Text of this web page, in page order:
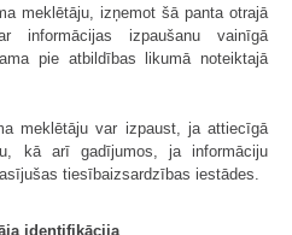
meklētāju, izņemot šā panta otrajā
informācijas izpaušanu vainīgā
pie atbildības likumā noteiktajā
meklētāju var izpaust, ja attiecīgā
kā arī gadījumos, ja informāciju
tiesībaizsardzības iestādes.
identifikācija